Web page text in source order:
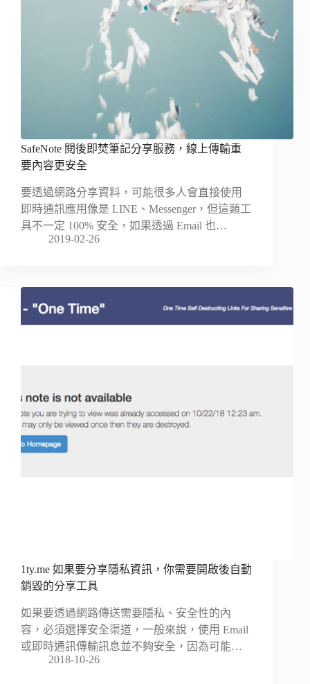
SafeNote 閱後即焚筆記分享服務，線上傳輸重
要內容更安全
要透過網路分享資料，可能很多人會直接使用
即時通訊應用像是 LINE、Messenger，但這類工
具不一定 100% 安全，如果透過 Email 也…
2019-02-26
1ty.me 如果要分享隱私資訊，你需要開啟後自動
銷毀的分享工具
如果要透過網路傳送需要隱私、安全性的內
容，必須選擇安全渠道，一般來說，使用 Email
或即時通訊傳輸訊息並不夠安全，因為可能…
2018-10-26